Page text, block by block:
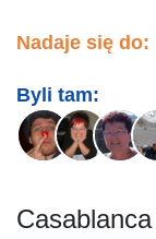
Nadaje się do:
Byli tam: